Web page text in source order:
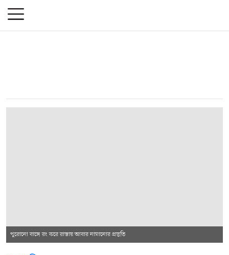
পুরোনো বাসে রং করে রাস্তায় আবার নামানোর প্রস্তুতি